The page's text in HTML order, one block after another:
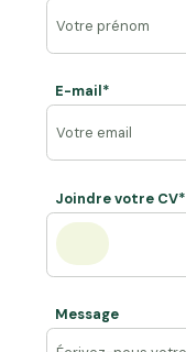
E-mail*
Joindre votre CV*
Message